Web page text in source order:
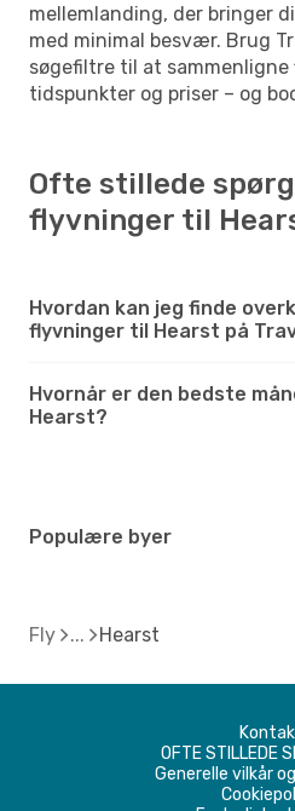
mellemlanding, der bringer
med minimal besvær. Brug
søgefiltre til at sammenligne
tidspunkter og priser – og
Ofte stillede
flyvninger til
Hvordan kan jeg finde
flyvninger til Hearst på
Hvornår er den bedste
Hearst?
Populære byer
Fly Hearst
OFTE STILLEDE
Generelle vilkår